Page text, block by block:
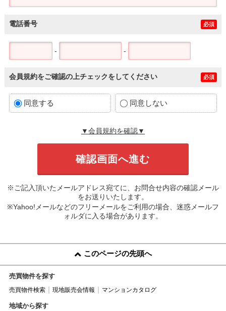
電話番号 必須
- -
会員規約をご確認の上チェックをしてください 必須
同意する 同意しない
▼会員規約を確認▼
※ご記入頂いたメールアドレス宛てに、お問合せ内容の確認メール
をお送りいたします。
※Yahoo!メールなどのフリーメールをご利用の場合、迷惑メールフ
ォルダに入る場合があります。
このページの先頭へ
売買物件を探す
売買物件検索 現地販売会情報 マンションカタログ
地域から探す